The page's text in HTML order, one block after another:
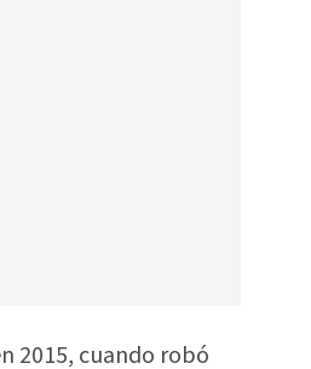
2015, cuando robó